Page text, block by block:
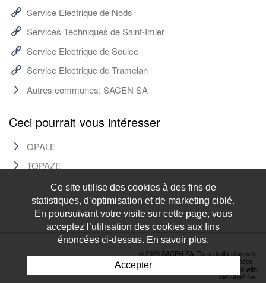
Service Electrique de Nods
Services Techniques de Saint-Imier
Service Electrique de Soulce
Service Electrique de Tramelan
Autres communes: SACEN SA
Ceci pourrait vous intéresser
OPALE
TOPAZE
© 2026 SACEN SA. Tous droits réservés
Déclaration de protection des données -
Powered by Artionet
Generated with
IceCube2.Net
Ce site utilise des cookies à des fins de
statistiques, d’optimisation et de marketing ciblé.
En poursuivant votre visite sur cette page, vous
acceptez l’utilisation des cookies aux fins
énoncées ci-dessus. En savoir plus.
Accepter